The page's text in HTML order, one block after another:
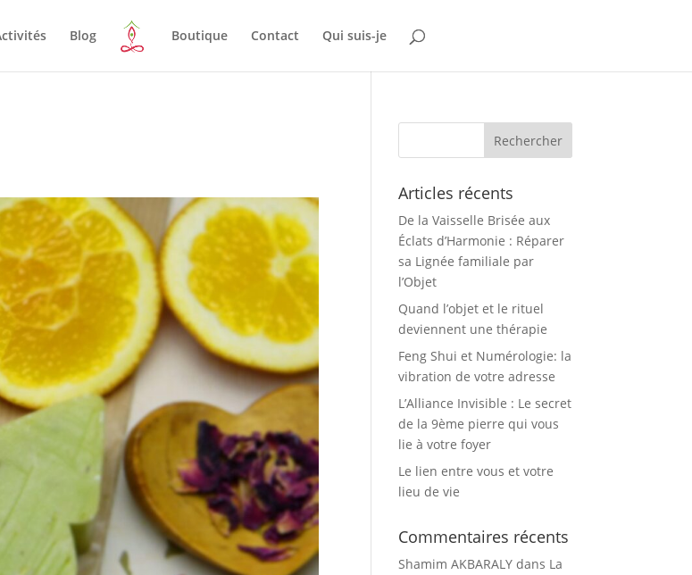
Blog Boutique Contact Qui suis-je
Articles récents
De la Vaisselle Brisée aux
Éclats d’Harmonie : Réparer
sa Lignée familiale par
l’Objet
Quand l’objet et le rituel
deviennent une thérapie
Feng Shui et Numérologie: la
vibration de votre adresse
L’Alliance Invisible : Le secret
de la 9ème pierre qui vous
lie à votre foyer
Le lien entre vous et votre
lieu de vie
Commentaires récents
Shamim AKBARALY dans La